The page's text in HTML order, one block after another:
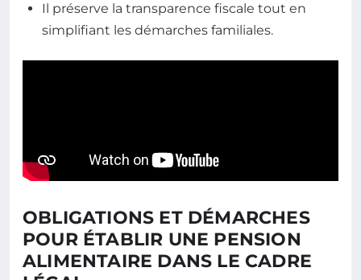
Il préserve la transparence fiscale tout en
simplifiant les démarches familiales.
OBLIGATIONS ET DÉMARCHES
POUR ÉTABLIR UNE PENSION
ALIMENTAIRE DANS LE CADRE